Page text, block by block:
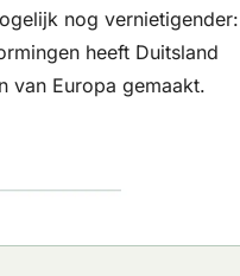
nog vernietigender:
heeft Duitsland
van Europa gemaakt.